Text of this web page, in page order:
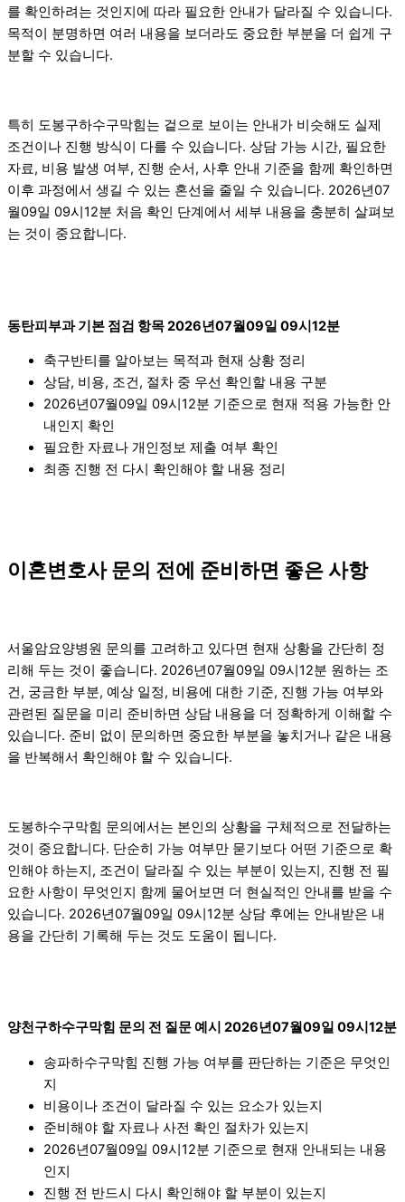
를 확인하려는 것인지에 따라 필요한 안내가 달라질 수 있습니다.
목적이 분명하면 여러 내용을 보더라도 중요한 부분을 더 쉽게 구
분할 수 있습니다.
특히 도봉구하수구막힘는 겉으로 보이는 안내가 비슷해도 실제
조건이나 진행 방식이 다를 수 있습니다. 상담 가능 시간, 필요한
자료, 비용 발생 여부, 진행 순서, 사후 안내 기준을 함께 확인하면
이후 과정에서 생길 수 있는 혼선을 줄일 수 있습니다. 2026년07
월09일 09시12분 처음 확인 단계에서 세부 내용을 충분히 살펴보
는 것이 중요합니다.
동탄피부과 기본 점검 항목 2026년07월09일 09시12분
축구반티를 알아보는 목적과 현재 상황 정리
상담, 비용, 조건, 절차 중 우선 확인할 내용 구분
2026년07월09일 09시12분 기준으로 현재 적용 가능한 안
내인지 확인
필요한 자료나 개인정보 제출 여부 확인
최종 진행 전 다시 확인해야 할 내용 정리
이혼변호사 문의 전에 준비하면 좋은 사항
서울암요양병원 문의를 고려하고 있다면 현재 상황을 간단히 정
리해 두는 것이 좋습니다. 2026년07월09일 09시12분 원하는 조
건, 궁금한 부분, 예상 일정, 비용에 대한 기준, 진행 가능 여부와
관련된 질문을 미리 준비하면 상담 내용을 더 정확하게 이해할 수
있습니다. 준비 없이 문의하면 중요한 부분을 놓치거나 같은 내용
을 반복해서 확인해야 할 수 있습니다.
도봉하수구막힘 문의에서는 본인의 상황을 구체적으로 전달하는
것이 중요합니다. 단순히 가능 여부만 묻기보다 어떤 기준으로 확
인해야 하는지, 조건이 달라질 수 있는 부분이 있는지, 진행 전 필
요한 사항이 무엇인지 함께 물어보면 더 현실적인 안내를 받을 수
있습니다. 2026년07월09일 09시12분 상담 후에는 안내받은 내
용을 간단히 기록해 두는 것도 도움이 됩니다.
양천구하수구막힘 문의 전 질문 예시 2026년07월09일 09시12분
송파하수구막힘 진행 가능 여부를 판단하는 기준은 무엇인
지
비용이나 조건이 달라질 수 있는 요소가 있는지
준비해야 할 자료나 사전 확인 절차가 있는지
2026년07월09일 09시12분 기준으로 현재 안내되는 내용
인지
진행 전 반드시 다시 확인해야 할 부분이 있는지